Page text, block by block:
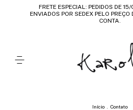
FRETE ESPECIAL: PEDIDOS DE
ENVIADOS POR SEDEX PELO PREÇO
CONTA.
Início Contato